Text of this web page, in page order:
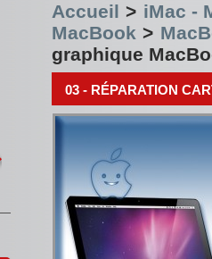
Accueil > iMac -
MacBook >
graphique
03 - RÉPARATION